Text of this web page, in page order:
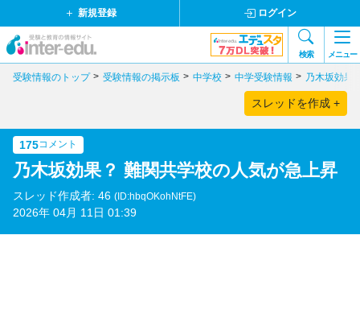
新規登録 ログイン
検索 メニュー
受験情報のトップ 受験情報の掲示板 中学校 中学受験情報 乃木坂効果
スレッドを作成 +
175コメント
乃木坂効果？ 難関共学校の人気が急上昇
スレッド作成者: 46 (ID:hbqOKohNtFE)
2026年 04月 11日 01:39